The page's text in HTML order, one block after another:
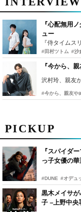
PICKUP
『スパイダ
っ子女優の
#DUNE #オデュ
黒木メイサ
子 –上野中央
『心配無用
ュー
#田村ツトム #沙
『今から、
沢村玲、親友
#今から、親友や